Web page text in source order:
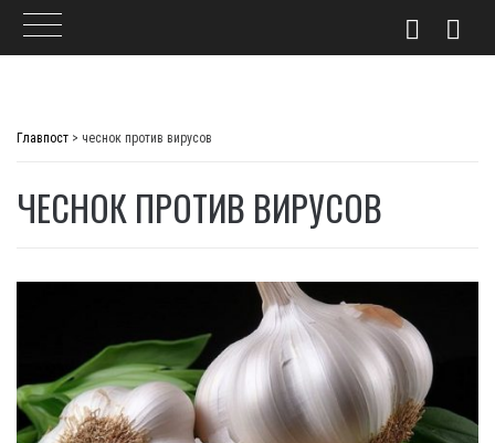
Главпост > чеснок против вирусов
ЧЕСНОК ПРОТИВ ВИРУСОВ